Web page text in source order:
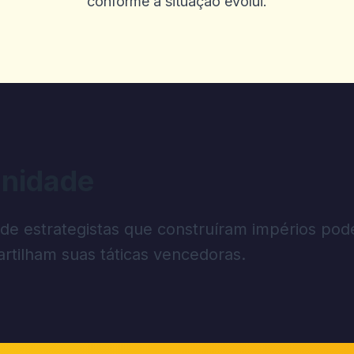
estrategistas que construíram impérios
suas táticas vencedoras.